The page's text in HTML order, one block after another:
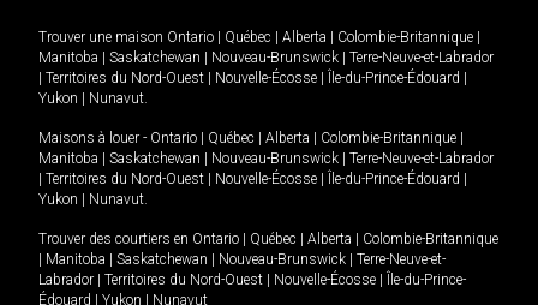
Trouver une maison Ontario Québec Alberta Colombie-Britannique
Manitoba
Saskatchewan Nouveau-Brunswick
Terre-Neuve-et-Labrador
Territoires du Nord-Ouest Nouvelle-Écosse Île-du-Prince-Édouard
Yukon
Nunavut.
Maisons à louer - Ontario Québec Alberta Colombie-Britannique
Manitoba
Saskatchewan Nouveau-Brunswick
Terre-Neuve-et-Labrador
Territoires du Nord-Ouest Nouvelle-Écosse Île-du-Prince-Édouard
Yukon
Nunavut.
Trouver des courtiers en Ontario Québec Alberta
Colombie-Britannique
Manitoba Saskatchewan Nouveau-Brunswick
Terre-Neuve-et-
Labrador
Territoires du Nord-Ouest Nouvelle-Écosse
Île-du-Prince-
Édouard
Yukon Nunavut